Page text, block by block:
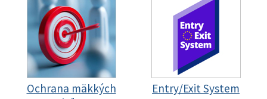
Ochrana mäkkých
Entry/Exit System